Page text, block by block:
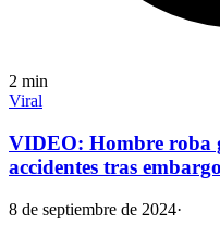
2 min
Viral
VIDEO: Hombre roba
accidentes tras
8 de septiembre de 2024·